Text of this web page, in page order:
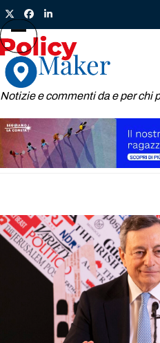
Skip
to
content
TwitterFacebook
LinkedIn
Notizie e commenti da e per chi
Open
mobile
menu
Close
mobile
menu